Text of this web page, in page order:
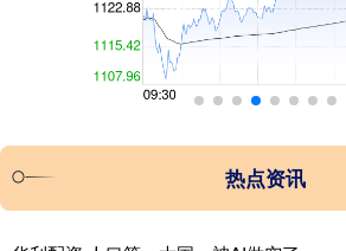
热点资讯